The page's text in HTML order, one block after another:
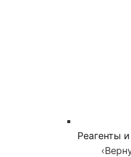
Реагенты
‹